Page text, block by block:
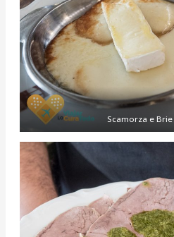
Scamorza e